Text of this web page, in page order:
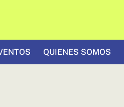
QUIENES SOMOS